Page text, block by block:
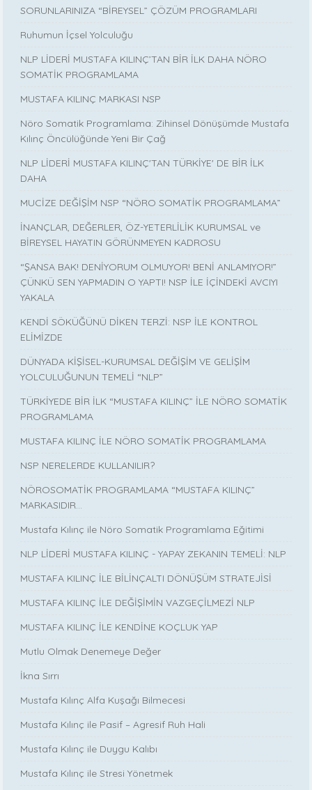
SORUNLARINIZA “BİREYSEL” ÇÖZÜM PROGRAMLARI
Ruhumun İçsel Yolculuğu
NLP LİDERİ MUSTAFA KILINÇ’TAN BİR İLK DAHA NÖRO
SOMATİK PROGRAMLAMA
MUSTAFA KILINÇ MARKASI NSP
Nöro Somatik Programlama: Zihinsel Dönüşümde Mustafa
Kılınç Öncülüğünde Yeni Bir Çağ
NLP LİDERİ MUSTAFA KILINÇ'TAN TÜRKİYE' DE BİR İLK
DAHA
MUCİZE DEĞİŞİM NSP “NÖRO SOMATİK PROGRAMLAMA”
İNANÇLAR, DEĞERLER, ÖZ-YETERLİLİK KURUMSAL ve
BİREYSEL HAYATIN GÖRÜNMEYEN KADROSU
“ŞANSA BAK! DENİYORUM OLMUYOR! BENİ ANLAMIYOR!”
ÇÜNKÜ SEN YAPMADIN O YAPTI! NSP İLE İÇİNDEKİ AVCIYI
YAKALA
KENDİ SÖKÜĞÜNÜ DİKEN TERZİ: NSP İLE KONTROL
ELİMİZDE
DÜNYADA KİŞİSEL-KURUMSAL DEĞİŞİM VE GELİŞİM
YOLCULUĞUNUN TEMELİ “NLP”
TÜRKİYEDE BİR İLK “MUSTAFA KILINÇ” İLE NÖRO SOMATİK
PROGRAMLAMA
MUSTAFA KILINÇ İLE NÖRO SOMATİK PROGRAMLAMA
NSP NERELERDE KULLANILIR?
NÖROSOMATİK PROGRAMLAMA “MUSTAFA KILINÇ”
MARKASIDIR…
Mustafa Kılınç ile Nöro Somatik Programlama Eğitimi
NLP LİDERİ MUSTAFA KILINÇ - YAPAY ZEKANIN TEMELİ: NLP
MUSTAFA KILINÇ İLE BİLİNÇALTI DÖNÜŞÜM STRATEJİSİ
MUSTAFA KILINÇ İLE DEĞİŞİMİN VAZGEÇİLMEZİ NLP
MUSTAFA KILINÇ İLE KENDİNE KOÇLUK YAP
Mutlu Olmak Denemeye Değer
İkna Sırrı
Mustafa Kılınç Alfa Kuşağı Bilmecesi
Mustafa Kılınç ile Pasif – Agresif Ruh Hali
Mustafa Kılınç ile Duygu Kalıbı
Mustafa Kılınç ile Stresi Yönetmek